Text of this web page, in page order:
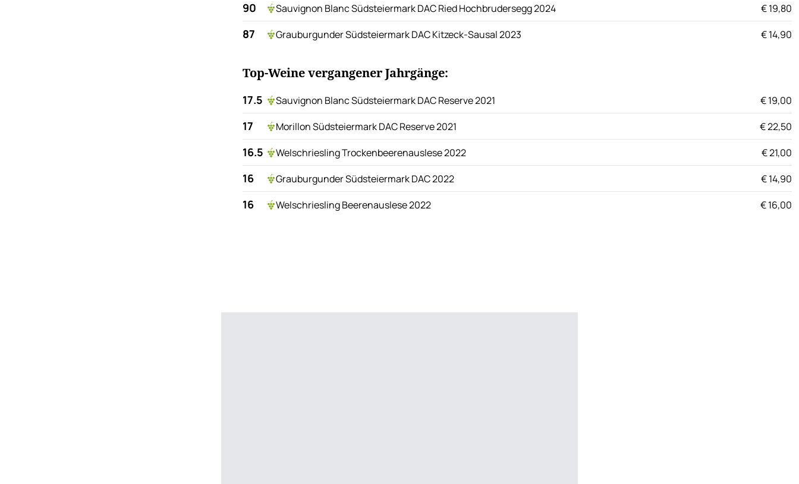
90 Sauvignon Blanc Südsteiermark DAC Ried Hochbrudersegg 2024 € 19,80
87 Grauburgunder Südsteiermark DAC Kitzeck-Sausal 2023 € 14,90
Top-Weine vergangener Jahrgänge:
17.5 Sauvignon Blanc Südsteiermark DAC Reserve 2021 € 19,00
17 Morillon Südsteiermark DAC Reserve 2021 € 22,50
16.5 Welschriesling Trockenbeerenauslese 2022 € 21,00
16 Grauburgunder Südsteiermark DAC 2022 € 14,90
16 Welschriesling Beerenauslese 2022 € 16,00